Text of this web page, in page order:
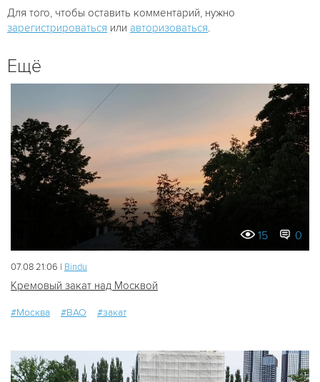
Для того, чтобы оставить комментарий, нужно
зарегистрироваться или авторизоваться
Ещё
15 0
07.08 21:06 | Bindu
Кремовый закат над Москвой
#Москва #ВАО #закат